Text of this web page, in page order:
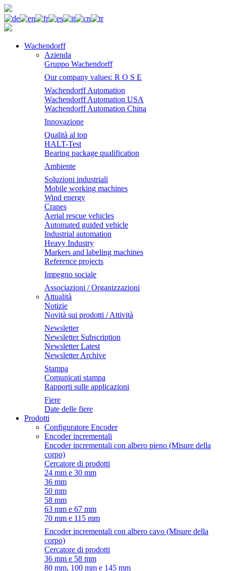
Wachendorff
Azienda
Gruppo Wachendorff
Our company values: R O S E
Wachendorff Automation
Wachendorff Automation USA
Wachendorff Automation China
Innovazione
Qualità al top
HALT-Test
Bearing package qualification
Ambiente
Soluzioni industriali
Mobile working machines
Wind energy
Cranes
Aerial rescue vehicles
Automated guided vehicle
Industrial automation
Heavy Industry
Markers and labeling machines
Reference projects
Impegno sociale
Associazioni / Organizzazioni
Attualità
Notizie
Novità sui prodotti / Attività
Newsletter
Newsletter Subscription
Newsletter Latest
Newsletter Archive
Stampa
Comunicati stampa
Rapporti sulle applicazioni
Fiere
Date delle fiere
Prodotti
Configuratore Encoder
Encoder incrementali
Encoder incrementali con albero pieno (Misure della
corpo)
Cercatore di prodotti
24 mm e 30 mm
36 mm
50 mm
58 mm
63 mm e 67 mm
70 mm e 115 mm
Encoder incrementali con albero cavo (Misure della
corpo)
Cercatore di prodotti
36 mm e 58 mm
80 mm, 100 mm e 145 mm